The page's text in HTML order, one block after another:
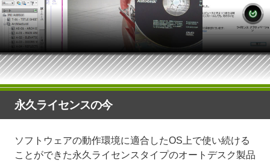
永久ライセンスの今
ソフトウェアの動作環境に適合したOS上で使い続ける
ことができた永久ライセンスタイプのオートデスク製品